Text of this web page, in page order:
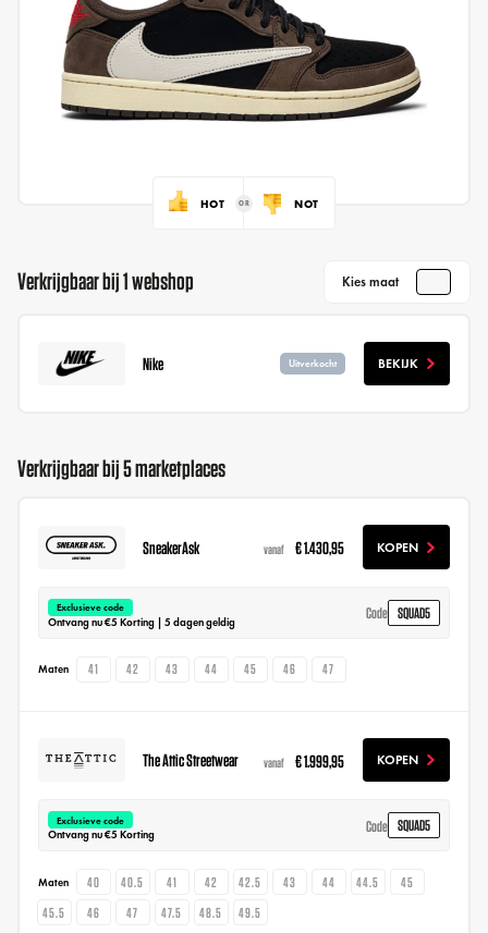
HOT NOT
Verkrijgbaar bij 1 webshop Kies maat
Nike Uitverkocht BEKIJK
Verkrijgbaar bij 5 marketplaces
SneakerAsk vanaf € 1.430,95 KOPEN
Exclusieve code
Ontvang nu €5 Korting | 5 dagen geldig
Code SQUAD5
Maten 41 42 43 44 45 46 47
The Attic Streetwear vanaf € 1.999,95 KOPEN
Exclusieve code
Ontvang nu €5 Korting
Code SQUAD5
Maten 40 40.5 41 42 42.5 43 44 44.5
45
45.5
46 47 47.5 48.5 49.5